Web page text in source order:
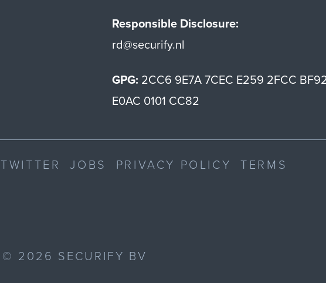
Responsible Disclosure:
rd@securify.nl
GPG: 2CC6 9E7A 7CEC E259 2FCC
E0AC 0101 CC82
TWITTER JOBS PRIVACY POLICY TERMS
© 2026 SECURIFY BV